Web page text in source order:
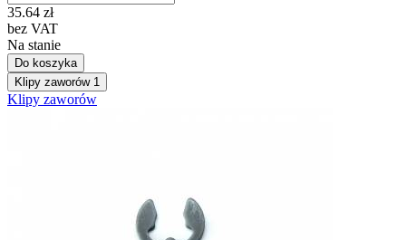
35.64 zł
bez VAT
Na stanie
Do koszyka
Klipy zaworów 1
Klipy zaworów